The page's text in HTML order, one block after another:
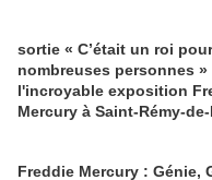
sortie « C’était un roi
nombreuses personnes »
l'incroyable exposition
Mercury à Saint-Rémy-
Freddie Mercury : Génie,